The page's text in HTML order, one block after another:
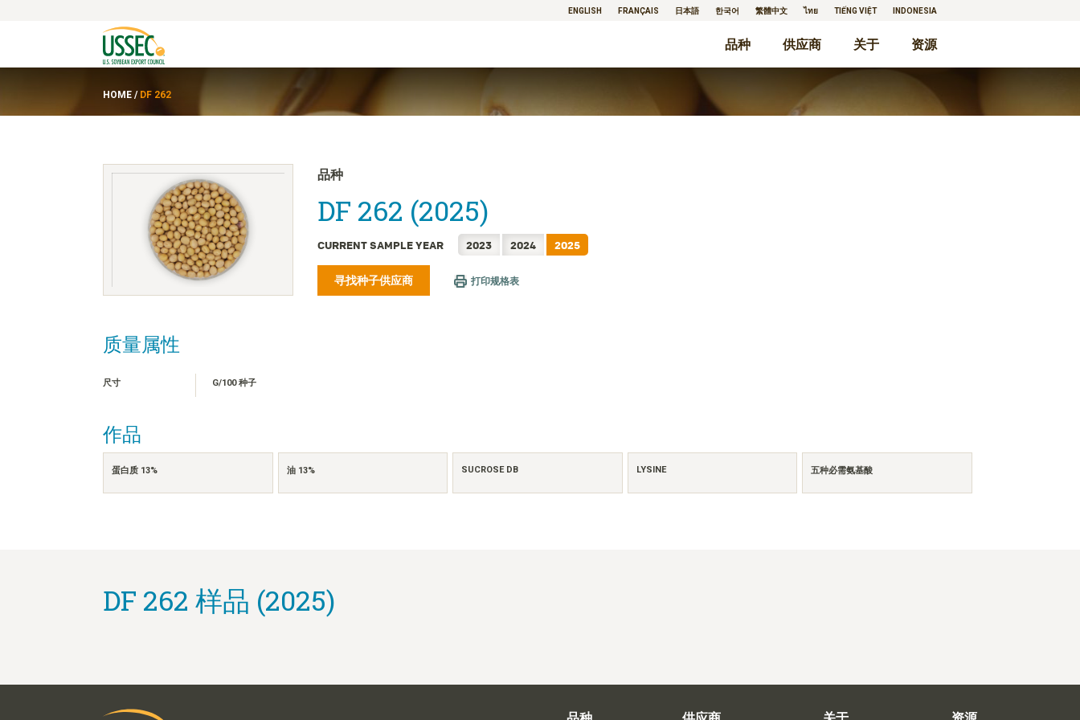
ENGLISH FRANÇAIS 日本語 한국어 繁體中文 ไทย TIẾNG VIỆT INDONESIA
品种 供应商 关于 资源
HOME / DF 262
品种
DF 262 (2025)
CURRENT SAMPLE YEAR 2023 2024 2025
寻找种子供应商 打印规格表
质量属性
尺寸 G/100 种子
作品
蛋白质 13% 油 13% SUCROSE DB LYSINE 五种必需氨基酸
DF 262 样品 (2025)